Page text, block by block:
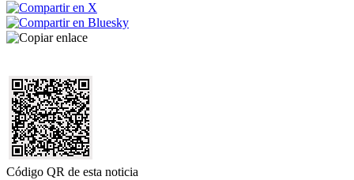
Código QR de esta noticia